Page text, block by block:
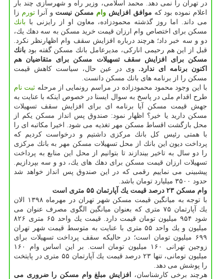
در تهران را نمی دهد. محمد اسلامی، وزیر راه و شهرسازی چند بار
اعلام نموده بود كه موافق افزایش وام مسكن نیست و آنراتورم زا
می داند. اما روز گذشته محمودزاده، معاون او از رایزنی با بانك
مسكن برای اختصاص وام ارزان قیمت خرید مسكن به سه دهك یك،
دو و سه خبر داد؛ هرچند درباره افزایش سقف وام اظهارنظر نكرد.
قبل از این هم رحیمی اناركی، مدیرعامل بانك مسكن گفته بود بانك
مسكن برای افزایش سقف تسهیلات مسكن برای متقاضیان هم
اكنون برنامه ای ندارد. وی در عین حال، سیاست كاهش قیمت
مسكن را از برنامه های بانك مسكن دانست.
با این وجود محمود محمودزاده در مراسم رونمایی از مرحله ثبت نام
طرح اقدام ملی در پاسخ به سوال ایسنا در خصوص اینكه با عنایت به
جهش قیمت مسكن آیا برنامه ای برای افزایش سقف تسهیلات
مسكن دارید یا خیر؟ اظهار نمود: صندوق پس انداز مسكن یكم از
محل بازگشت اقساط مسكن مهر تغذیه می شود. اخیرا مكاتبه ای را
با همتی رئیس كل بانك مركزی داشتیم و درخواست كردیم كه
پرداخت دیون این بانك از محل تسهیلات مسكن مهر به بانك مركزی
را دو سال به تاخیر بیندازند تا بتوانیم از محل این منابع به پرداخت
تسهیلات ارزان قیمت مسكن برای دهك های یك، دو و سه بپردازیم.
پیشبینی می نماییم رقمی كه در این صندوق پس انداز خواهد شد
حدود ۳۵۰۰ میلیارد تومان باشد.
وام مسكن ۲۳ درصد قیمت یك آپارتمان ۵۵ متری است
با توجه به میانگین قیمت مسكن شهر تهران در مهرماه ۱۳۹۸ الان
یك آپارتمان ۷۵ متری كه بعنوان میانگین الگوی مصرف عنوان می
شود ۹۵۴ میلیون تومان قیمت دارد. قیمت یك واحد ۶۵ متری ۸۲۶
میلیون و یك واحد ۵۵ متری با عنایت به متوسط قیمت شهر تهران
۶۹۹ میلیون تومان است؛ در حالیكه سقف پرداخت تسهیلات برای
زوجین تهرانی ۱۶۰ میلیون تومان است. بر این اساس وام ۱۶۰
میلیون تومانی، تنها ۲۳ درصد قیمت یك آپارتمان ۵۵ متری در پایتخت
را پوشش می دهد.
هرچند برخی كارشناسان،
افزایش مبلغ وام مسكن را ضروری می